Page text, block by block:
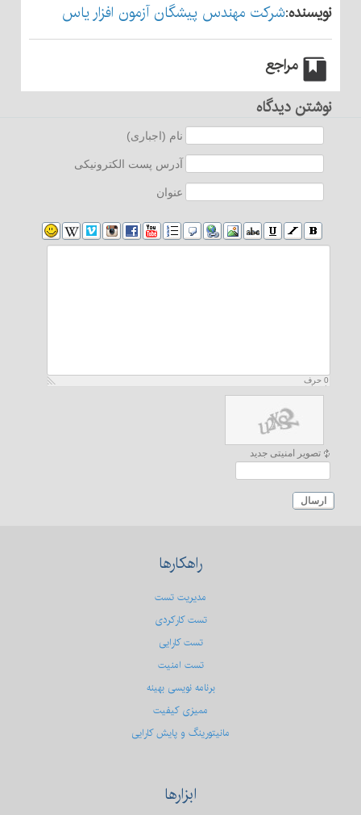
نویسنده:شرکت مهندس پیشگان آزمون افزار یاس
مراجع
نوشتن دیدگاه
نام (اجباری)
آدرس پست الکترونیکی
عنوان
0 حرف
باقیمانده
تصویر امنیتی جدید
ارسال
راهکارها
مدیریت تست
تست کارکردی
تست كارایی
تست امنیت
برنامه نویسی بهینه
ممیزی کیفیت
مانیتورینگ و پایش کارایی
ابزارها